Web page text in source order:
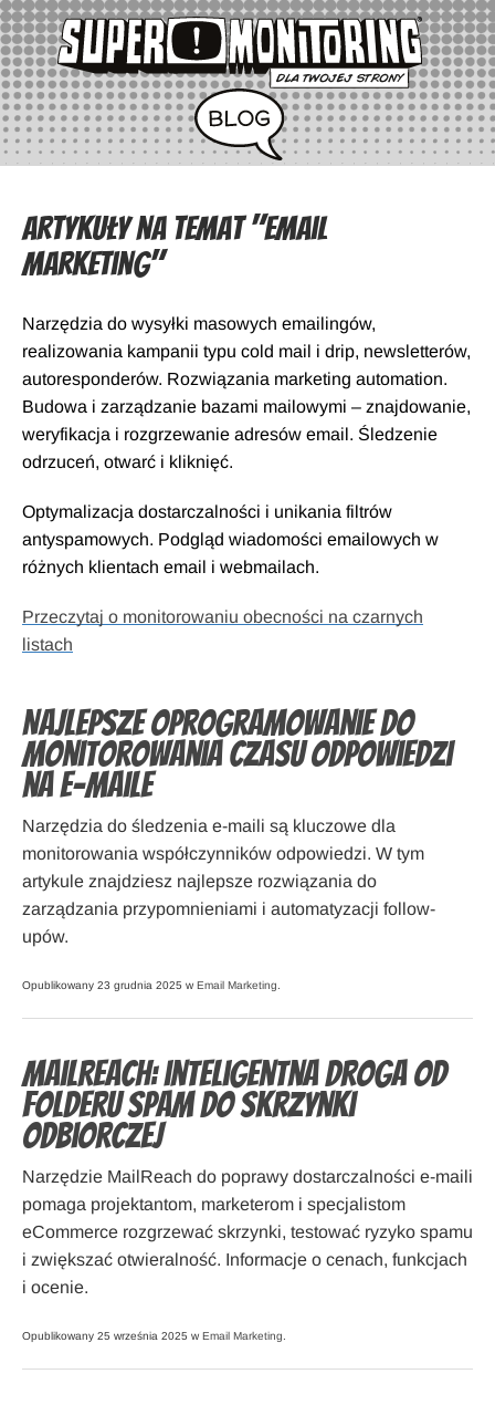
Artykuły na temat "Email
Marketing"
Narzędzia do wysyłki masowych emailingów,
realizowania kampanii typu cold mail i drip, newsletterów,
autoresponderów. Rozwiązania marketing automation.
Budowa i zarządzanie bazami mailowymi – znajdowanie,
weryfikacja i rozgrzewanie adresów email. Śledzenie
odrzuceń, otwarć i kliknięć.
Optymalizacja dostarczalności i unikania filtrów
antyspamowych. Podgląd wiadomości emailowych w
różnych klientach email i webmailach.
Przeczytaj o monitorowaniu obecności na czarnych
listach
Najlepsze oprogramowanie do
monitorowania czasu odpowiedzi
na e-maile
Narzędzia do śledzenia e-maili są kluczowe dla
monitorowania współczynników odpowiedzi. W tym
artykule znajdziesz najlepsze rozwiązania do
zarządzania przypomnieniami i automatyzacji follow-
upów.
Opublikowany 23 grudnia 2025 w Email Marketing
MailReach: inteligentna droga od
folderu spam do skrzynki
odbiorczej
Narzędzie MailReach do poprawy dostarczalności e-maili
pomaga projektantom, marketerom i specjalistom
eCommerce rozgrzewać skrzynki, testować ryzyko spamu
i zwiększać otwieralność. Informacje o cenach, funkcjach
i ocenie.
Opublikowany 25 września 2025 w Email Marketing